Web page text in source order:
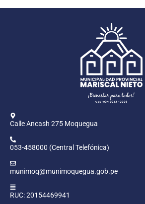
Calle Ancash 275 Moquegua
053-458000 (Central Telefónica)
munimoq@munimoquegua.gob.pe
RUC: 20154469941